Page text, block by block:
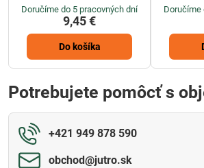
Doručíme do 5 pracovných dní
9,45 €
Do košíka
Doručíme
Potrebujete pomôcť s
+421 949 878 590
obchod​@jutro​.sk